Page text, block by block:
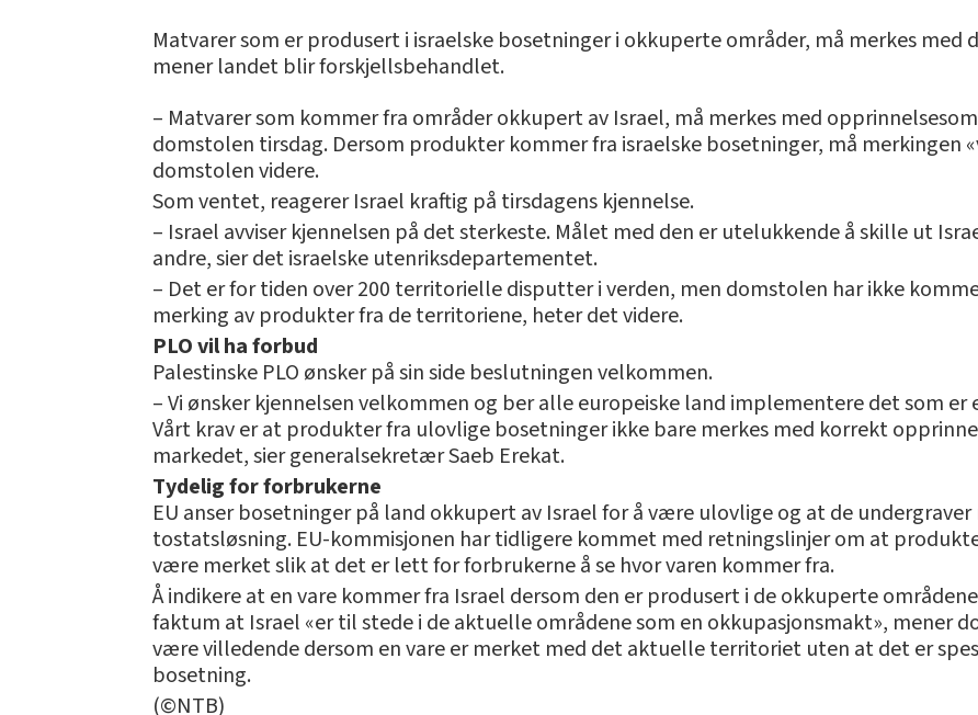
Matvarer som er produsert i israelske bosetninger i okkuperte områder, må merkes med
mener landet blir forskjellsbehandlet.
– Matvarer som kommer fra områder okkupert av Israel, må merkes med
domstolen tirsdag. Dersom produkter kommer fra israelske bosetninger, må merkingen
domstolen videre.
Som ventet, reagerer Israel kraftig på tirsdagens kjennelse.
– Israel avviser kjennelsen på det sterkeste. Målet med den er utelukkende å skille ut
andre, sier det israelske utenriksdepartementet.
– Det er for tiden over 200 territorielle disputter i verden, men domstolen har ikke
merking av produkter fra de territoriene, heter det videre.
PLO vil ha forbud
Palestinske PLO ønsker på sin side beslutningen velkommen.
– Vi ønsker kjennelsen velkommen og ber alle europeiske land implementere det som
Vårt krav er at produkter fra ulovlige bosetninger ikke bare merkes med korrekt
markedet, sier generalsekretær Saeb Erekat.
Tydelig for forbrukerne
EU anser bosetninger på land okkupert av Israel for å være ulovlige og at de
tostatsløsning. EU-kommisjonen har tidligere kommet med retningslinjer om at
være merket slik at det er lett for forbrukerne å se hvor varen kommer fra.
Å indikere at en vare kommer fra Israel dersom den er produsert i de okkuperte
faktum at Israel «er til stede i de aktuelle områdene som en okkupasjonsmakt», mener
være villedende dersom en vare er merket med det aktuelle territoriet uten at det er
bosetning.
(©NTB)